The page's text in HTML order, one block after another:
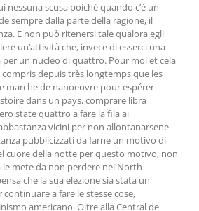
nessuna scusa poiché quando c’è un
sempre dalla parte della ragione, il
E non può ritenersi tale qualora egli
un’attività che, invece di esserci una
per un nucleo di quattro. Pour moi et cela
compris depuis très longtemps que les
marche de nanoeuvre pour espérer
dans un pays, comprare libra
state quattro a fare la fila ai
vicini per non allontanarsene
pubblicizzati da farne un motivo di
cuore della notte per questo motivo, non
mete da non perdere nei North
che la sua elezione sia stata un
a fare le stesse cose,
americano. Oltre alla Central de